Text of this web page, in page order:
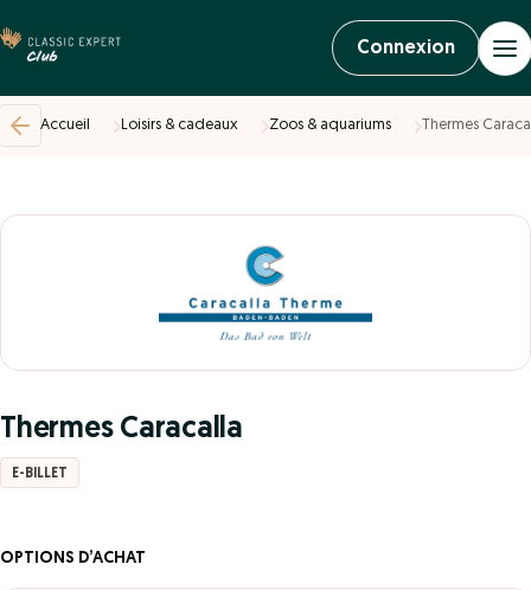
Connexion
Accueil Loisirs & cadeaux Zoos & aquariums Thermes
Thermes Caracalla
E-BILLET
OPTIONS D’ACHAT